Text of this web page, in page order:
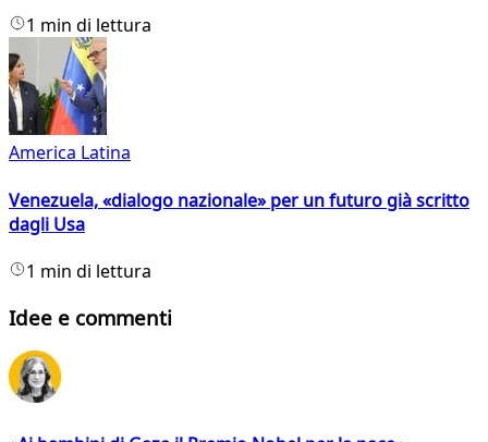
1 min di lettura
America Latina
Venezuela, «dialogo nazionale» per un futuro già scritto
dagli Usa
1 min di lettura
Idee e commenti